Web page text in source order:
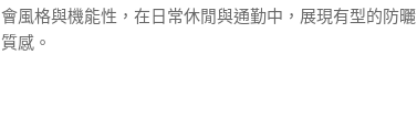
會風格與機能性，在日常休閒與通勤中，展現有型的防曬
質感。